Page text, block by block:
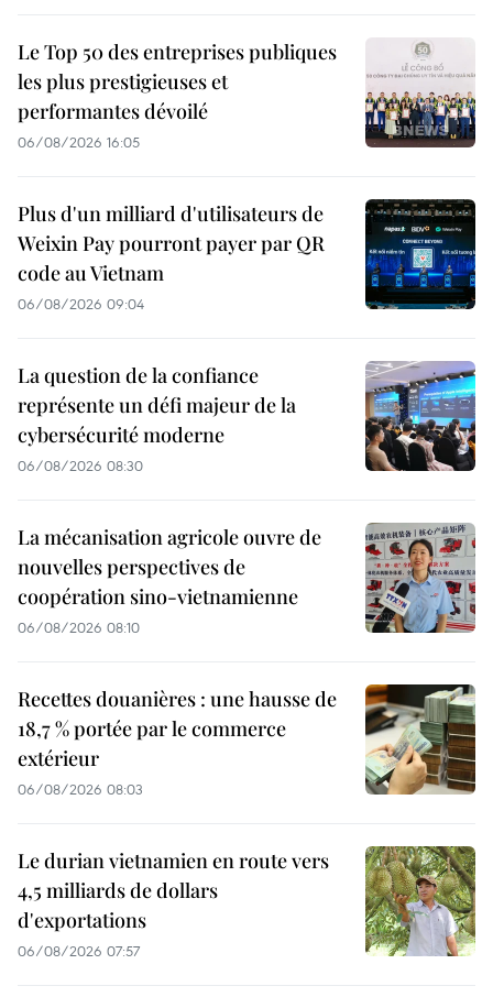
Le Top 50 des entreprises publiques
les plus prestigieuses et
performantes dévoilé
06/08/2026 16:05
Plus d'un milliard d'utilisateurs de
Weixin Pay pourront payer par QR
code au Vietnam
06/08/2026 09:04
La question de la confiance
représente un défi majeur de la
cybersécurité moderne
06/08/2026 08:30
La mécanisation agricole ouvre de
nouvelles perspectives de
coopération sino-vietnamienne
06/08/2026 08:10
Recettes douanières : une hausse de
18,7 % portée par le commerce
extérieur
06/08/2026 08:03
Le durian vietnamien en route vers
4,5 milliards de dollars
d'exportations
06/08/2026 07:57